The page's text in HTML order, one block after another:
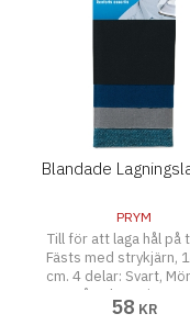
Blandade
PRYM
Till för att laga hål på
Fästs med strykjärn,
cm. 4 delar: Svart,
Grå och Denim
58 KR